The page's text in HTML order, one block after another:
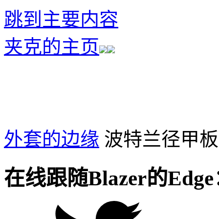
跳到主要内容
夹克的主页
外套的边缘 波特兰径甲
在线跟随Blazer的Edge